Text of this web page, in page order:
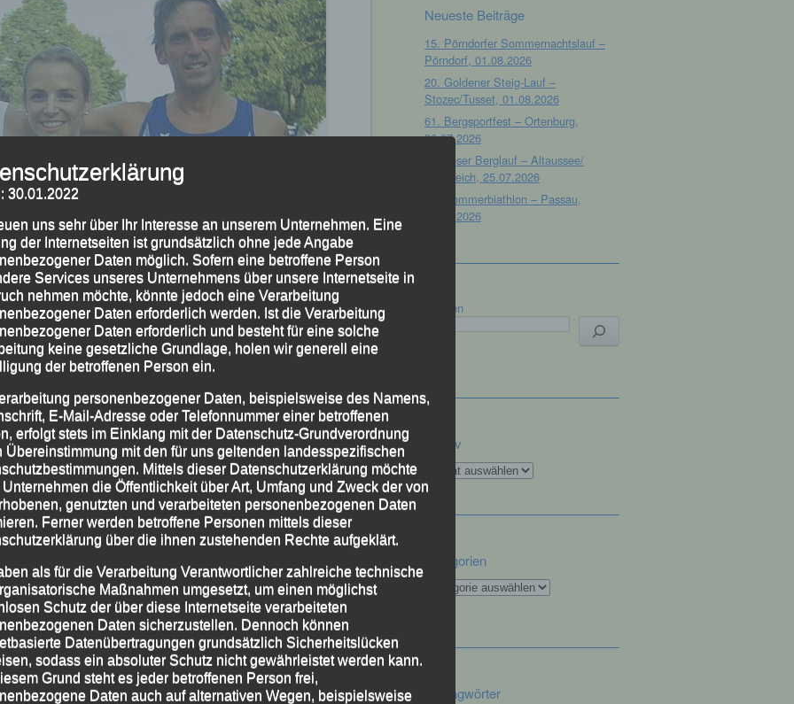
(v.li.) Alex Sellner, Sabrina Prager und Sascha Jäger.
sicherte sichSabrina Pragervon der
Passau den Sieg beim „8. Bad Birnbacher
350 Sportlerinnen und Sportler am Start waren.
Birnbach hatten im niederbayerischen Kurort eine
Start und Ziel am Sport- und Freizeitzentrum
Strecken zwischen 400 und 9.300 m zu
liefSabrina Prager , heuer bereits Bayerische
der LG Passau, ein couragiertes
Neueste Beiträge
15. Pörndorfer Sommernachtslauf –
Pörndorf, 01.08.2026
20. Goldener Steig-Lauf –
Stozec/Tusset, 01.08.2026
61. Bergsportfest – Ortenburg,
26.07.2026
12. Loser Berglauf – Altaussee/
Österreich, 25.07.2026
32. Sommerbiathlon – Passau,
18.07.2026
Suchen
Archiv
Archiv
Kategorien
Kategorien
Schlagwörter
30.01.2022
uns sehr über Ihr Interesse an unserem Unternehmen. Eine
der Internetseiten ist grundsätzlich ohne jede Angabe
Daten möglich. Sofern eine betroffene Person
Services unseres Unternehmens über unsere Internetseite in
nehmen möchte, könnte jedoch eine Verarbeitung
Daten erforderlich werden. Ist die Verarbeitung
Daten erforderlich und besteht für eine solche
keine gesetzliche Grundlage, holen wir generell eine
der betroffenen Person ein.
personenbezogener Daten, beispielsweise des Namens,
E-Mail-Adresse oder Telefonnummer einer betroffenen
erfolgt stets im Einklang mit der Datenschutz-Grundverordnung
Übereinstimmung mit den für uns geltenden landesspezifischen
Mittels dieser Datenschutzerklärung möchte
Unternehmen die Öffentlichkeit über Art, Umfang und Zweck der von
genutzten und verarbeiteten personenbezogenen Daten
Ferner werden betroffene Personen mittels dieser
über die ihnen zustehenden Rechte aufgeklärt.
als für die Verarbeitung Verantwortlicher zahlreiche technische
Maßnahmen umgesetzt, um einen möglichst
Schutz der über diese Internetseite verarbeiteten
Daten sicherzustellen. Dennoch können
Datenübertragungen grundsätzlich Sicherheitslücken
sodass ein absoluter Schutz nicht gewährleistet werden kann.
Grund steht es jeder betroffenen Person frei,
Daten auch auf alternativen Wegen, beispielsweise